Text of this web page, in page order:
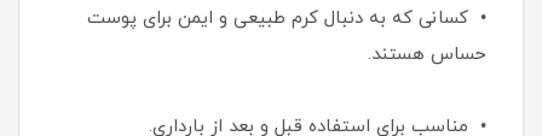
• کسانی که به دنبال کرم طبیعی و ایمن برای پوست
حساس هستند.
• مناسب برای استفاده قبل و بعد از بارداری.